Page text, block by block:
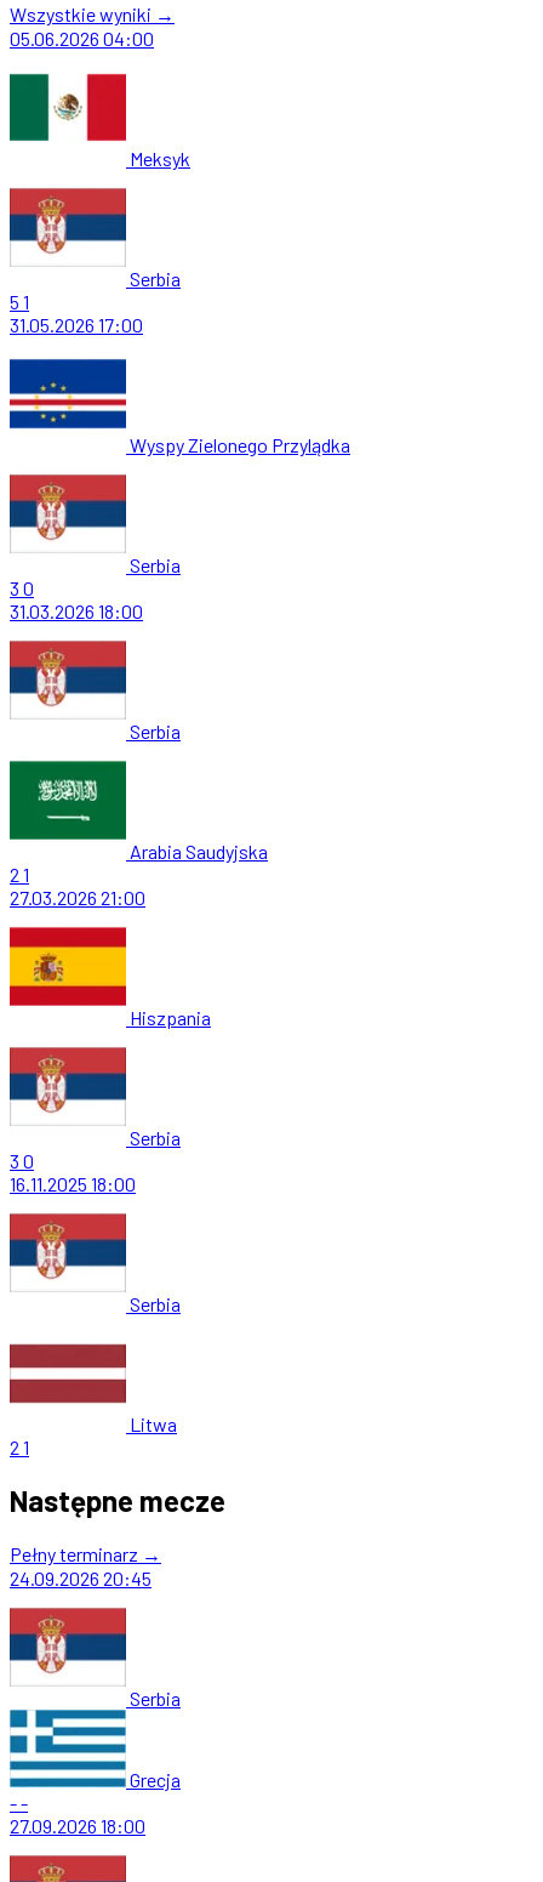
Wszystkie wyniki →
05.06.2026 04:00
Meksyk
Serbia
5 1
31.05.2026 17:00
Wyspy Zielonego Przylądka
Serbia
3 0
31.03.2026 18:00
Serbia
Arabia Saudyjska
2 1
27.03.2026 21:00
Hiszpania
Serbia
3 0
16.11.2025 18:00
Serbia
Litwa
2 1
Następne mecze
Pełny terminarz →
24.09.2026 20:45
Serbia
Grecja
--
27.09.2026 18:00